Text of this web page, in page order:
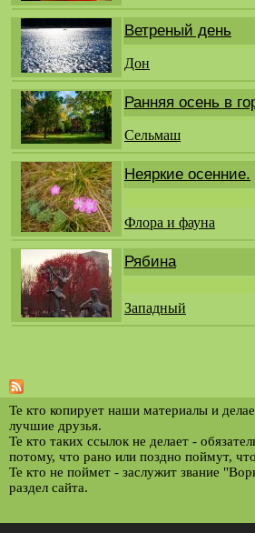
Ветреный день
Дон
Ранняя осень в
Сельмаш
Неяркие осенние.
Флора и фауна
Рябина
Западный
т
р
а
н
и
Те кто копирует наши материалы и
лучшие друзья.
Те кто таких ссылок не делает -
потому, что рано или поздно поймут,
Те кто не поймет - заслужит звание
раздел сайта.